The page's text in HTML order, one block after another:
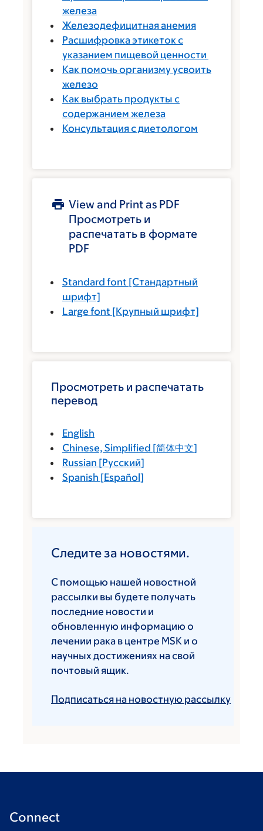
железа
Железодефицитная анемия
Расшифровка этикеток с
указанием пищевой ценности
Как помочь организму усвоить
железо
Как выбрать продукты с
содержанием железа
Консультация с диетологом
View and Print as PDF
Просмотреть и
распечатать в формате
PDF
Standard font [Стандартный
шрифт]
Large font [Крупный шрифт]
Просмотреть и распечатать
перевод
English
Chinese, Simplified [简体中文]
Russian [Русский]
Spanish [Español]
Следите за новостями.
С помощью нашей новостной
рассылки вы будете получать
последние новости и
обновленную информацию о
лечении рака в центре MSK и о
научных достижениях на свой
почтовый ящик.
Подписаться на новостную рассылку
Connect